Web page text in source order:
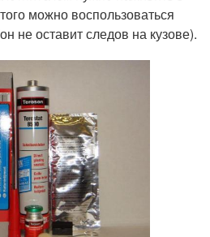
можно воспользоваться
не оставит следов на кузове).